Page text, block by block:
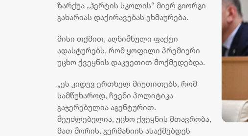
ზარქუა „ჰერტის სკოლის“ მიერ გიორგი
გახარიას დაქირავებას ეხმაურება.
მისი თქმით, აღნიშნული ფაქტი
ადასტურებს, რომ ყოფილი პრემიერი
უცხო ქვეყნის დაკვეთით მოქმედებდა.
„ეს კიდევ ერთხელ მიუთითებს, რომ
სამწუხაროდ, ჩვენი პოლიტიკა
გაჯერებულია აგენტურით.
შეუძლებელია, უცხო ქვეყნის მთავრობა,
მათ შორის, გერმანიის ასაქმებდეს